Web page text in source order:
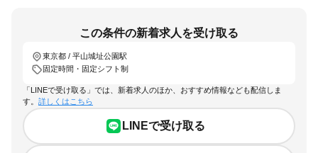
この条件の新着求人を受け取る
東京都 / 平山城址公園駅
固定時間・固定シフト制
「LINEで受け取る」では、新着求人のほか、おすすめ情報なども配信しま
す。 詳しくはこちら
LINEで受け取る